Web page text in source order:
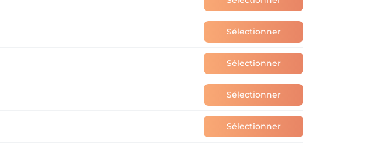
Sélectionner
Sélectionner
Sélectionner
Sélectionner